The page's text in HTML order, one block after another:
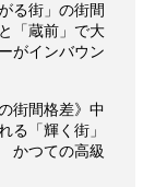
る街」の街間
「蔵前」で大
がインバウン
街間格差》中
る「輝く街」
かつての高級